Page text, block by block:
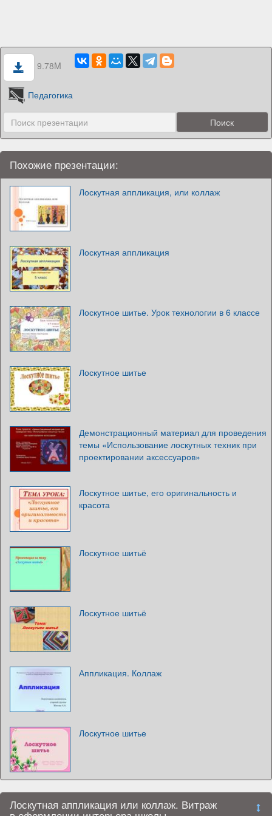
9.78M
Педагогика
Похожие презентации:
Лоскутная аппликация, или коллаж
Лоскутная аппликация
Лоскутное шитье. Урок технологии в 6 классе
Лоскутное шитье
Демонстрационный материал для проведения
темы «Использование лоскутных техник при
проектировании аксессуаров»
Лоскутное шитье, его оригинальность и
красота
Лоскутное шитьё
Лоскутное шитьё
Аппликация. Коллаж
Лоскутное шитье
Лоскутная аппликация или коллаж. Витраж